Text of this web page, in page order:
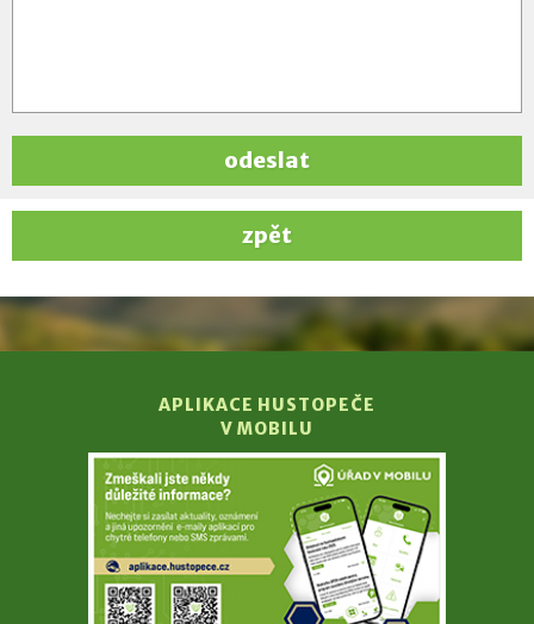
odeslat
zpět
APLIKACE HUSTOPEČE
V MOBILU